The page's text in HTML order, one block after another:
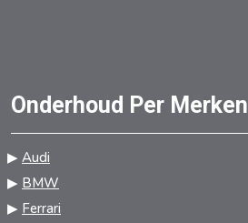
Onderhoud Per Merken
Audi
BMW
Ferrari